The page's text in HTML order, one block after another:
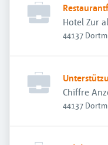
Hotel Zur
44137
Chiffre
44137